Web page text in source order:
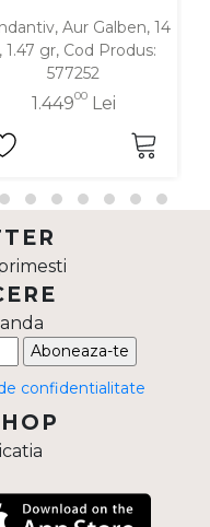
Aur Galben, 14
1.47 gr, Cod Produs:
577252
1.44900Lei
Aboneaza-te
confidentialitate